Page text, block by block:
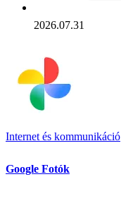
2026.07.31
Internet és kommunikáció
Google Fotók